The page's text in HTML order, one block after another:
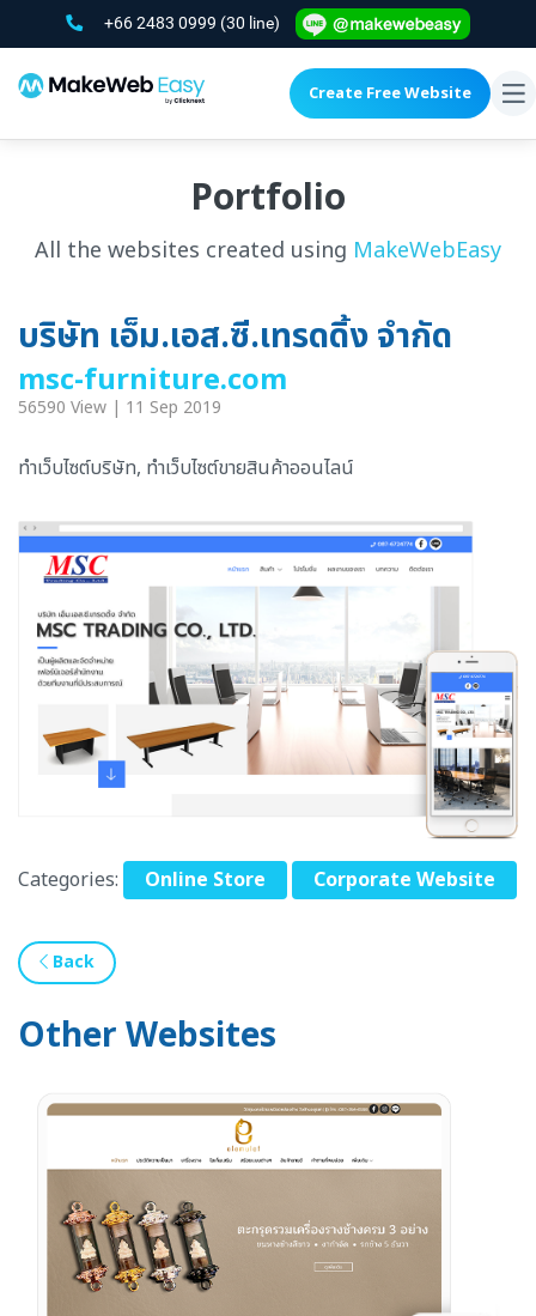
+66 2483 0999 (30 line)
Create Free Website
Portfolio
All the websites created using MakeWebEasy
บริษัท เอ็ม.เอส.ซี.เทรดดิ้ง จำกัด
msc-furniture.com
56590 View | 11 Sep 2019
ทำเว็บไซต์บริษัท, ทำเว็บไซต์ขายสินค้าออนไลน์
Categories: Online Store Corporate Website
Back
Other Websites